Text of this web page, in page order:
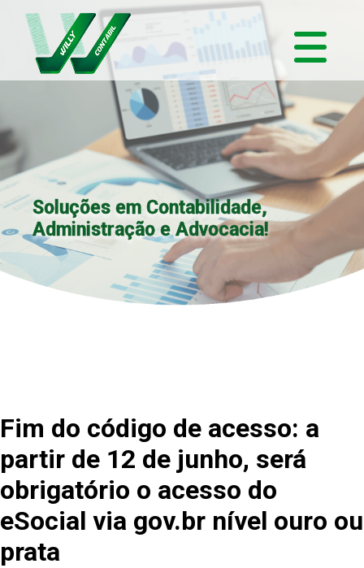
Soluções em Contabilidade,
Administração e Advocacia!
Fim do código de acesso: a
partir de 12 de junho, será
obrigatório o acesso do
eSocial via gov.br nível ouro ou
prata